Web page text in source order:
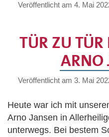
Veröffentlicht am 4. Mai
TÜR ZU
ARNO
Veröffentlicht am 3. Mai
Heute war ich mit
Arno Jansen in
unterwegs. Bei bestem